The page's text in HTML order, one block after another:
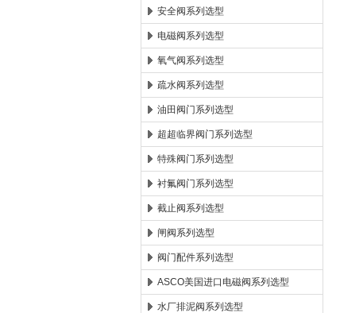
安全阀系列选型
电磁阀系列选型
氧气阀系列选型
疏水阀系列选型
油田阀门系列选型
超超临界阀门系列选型
特殊阀门系列选型
衬氟阀门系列选型
截止阀系列选型
闸阀系列选型
阀门配件系列选型
ASCO美国进口电磁阀系列选型
水厂排泥阀系列选型